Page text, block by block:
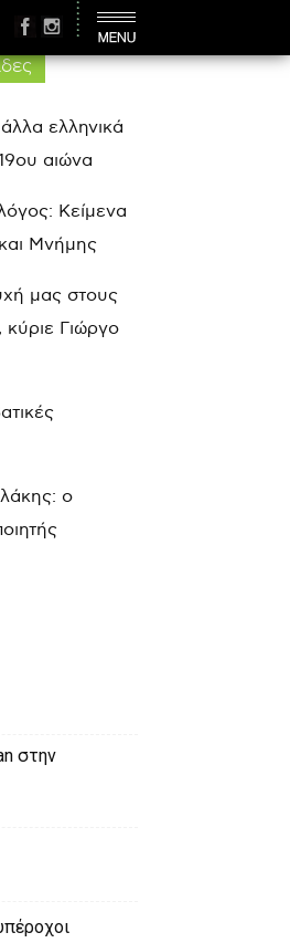
άλλα ελληνικά
αιώνα
Κείμενα
Μνήμης
μας στους
Γιώργο
ο
στην